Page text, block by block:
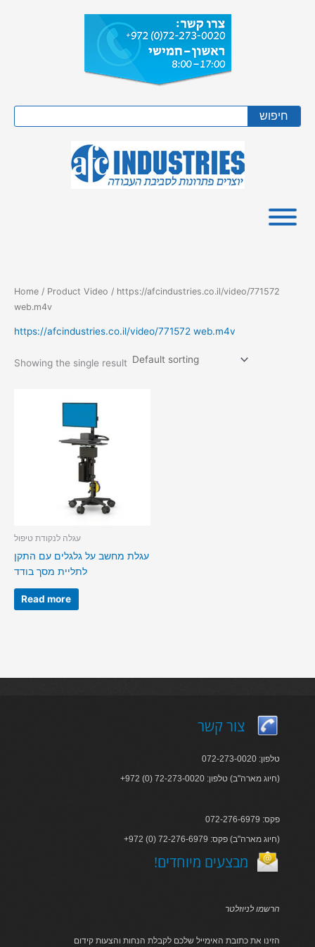
חיפוש
Home / Product Video / https://afcindustries.co.il/video/771572
web.m4v
https://afcindustries.co.il/video/771572 web.m4v
Showing the single result
עגלה לנקודת טיפול
עגלת מחשב על גלגלים עם התקן
לתליית מסך בודד
Read more
צור קשר
טלפון: 072-273-0020
+972 (0) 72-273-0020 :חיוג מארה"ב) טלפון)
פקס: 072-276-6979
+972 (0) 72-276-6979 :חיוג מארה"ב) פקס)
!מבצעים מיוחדים
הרשמו לניוזלטר
הזינו את כתובת האימייל שלכם לקבלת הנחות והצעות קידום